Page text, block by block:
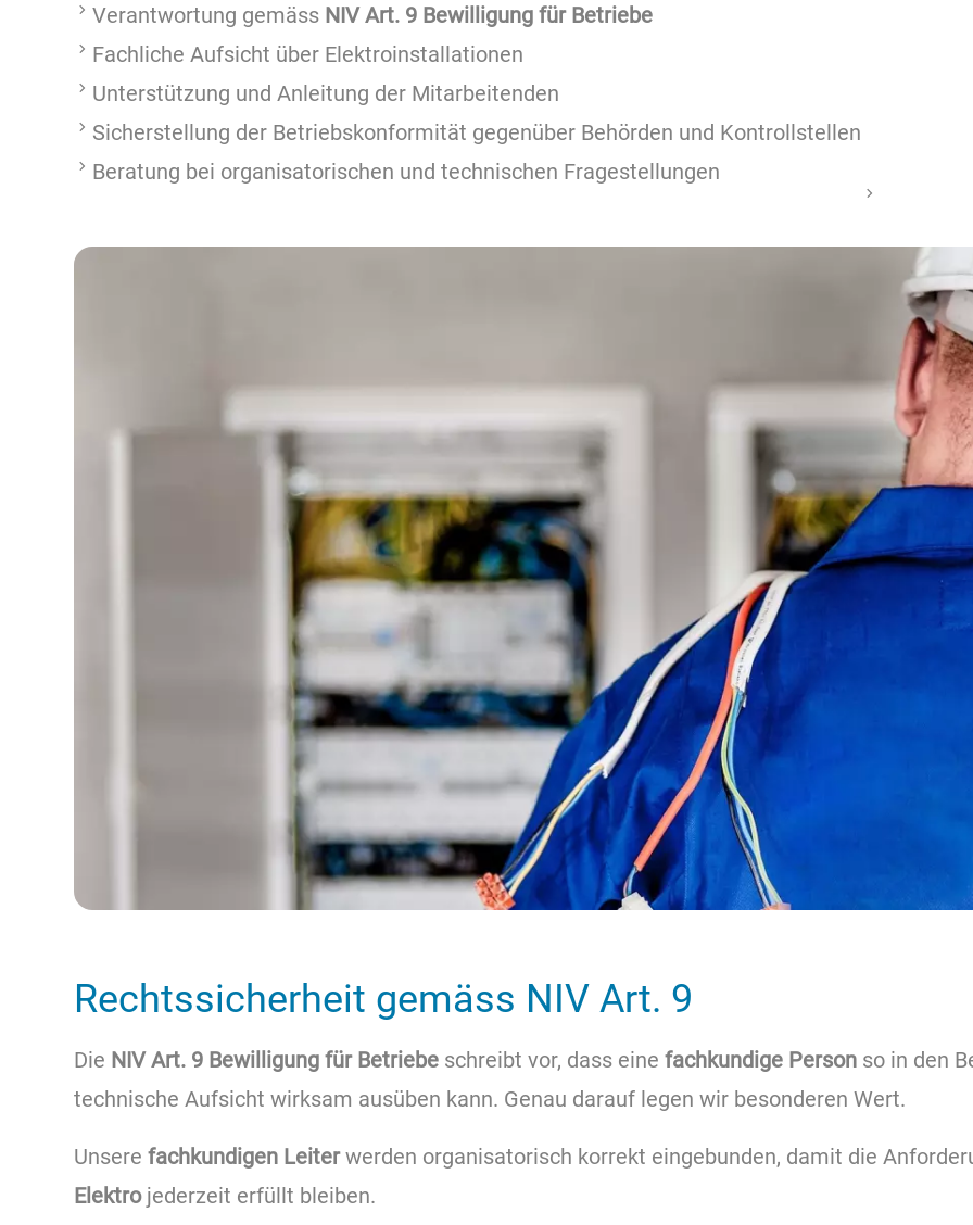
Verantwortung gemäss NIV Art. 9 Bewilligung für Betriebe
Fachliche Aufsicht über Elektroinstallationen
Unterstützung und Anleitung der Mitarbeitenden
Sicherstellung der Betriebskonformität gegenüber Behörden und Kontrollstellen
Beratung bei organisatorischen und technischen Fragestellungen
Rechtssicherheit gemäss NIV Art. 9
Die NIV Art. 9 Bewilligung für Betriebe schreibt vor, dass eine fachkundige Person so in den
technische Aufsicht wirksam ausüben kann. Genau darauf legen wir besonderen Wert.
Unsere fachkundigen Leiterwerden organisatorisch korrekt eingebunden, damit die
Elektrojederzeit erfüllt bleiben.